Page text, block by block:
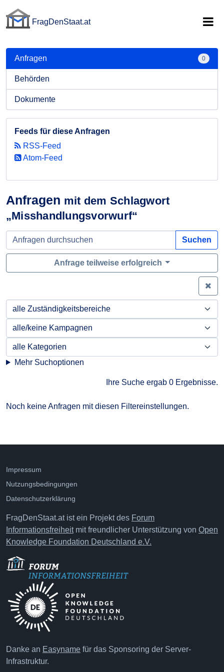
FragDenStaat.at
Anfragen mit dem Schlagwort
„Misshandlungsvorwurf“
Suchen
Anfrage teilweise erfolgreich
Mehr Suchoptionen
Ihre Suche ergab 0 Ergebnisse.
Noch keine Anfragen mit diesen Filtereinstellungen.
Anfragen 0
Behörden
Dokumente
Feeds für diese Anfragen
RSS-Feed
Atom-Feed
Impressum
Nutzungsbedingungen
Datenschutzerklärung
FragDenStaat.at ist ein Projekt des Forum
Informationsfreiheitmit freundlicher Unterstützung von Open
Knowledge Foundation Deutschland e.V.
Danke an Easyname für das Sponsoring der Server-
Infrastruktur.